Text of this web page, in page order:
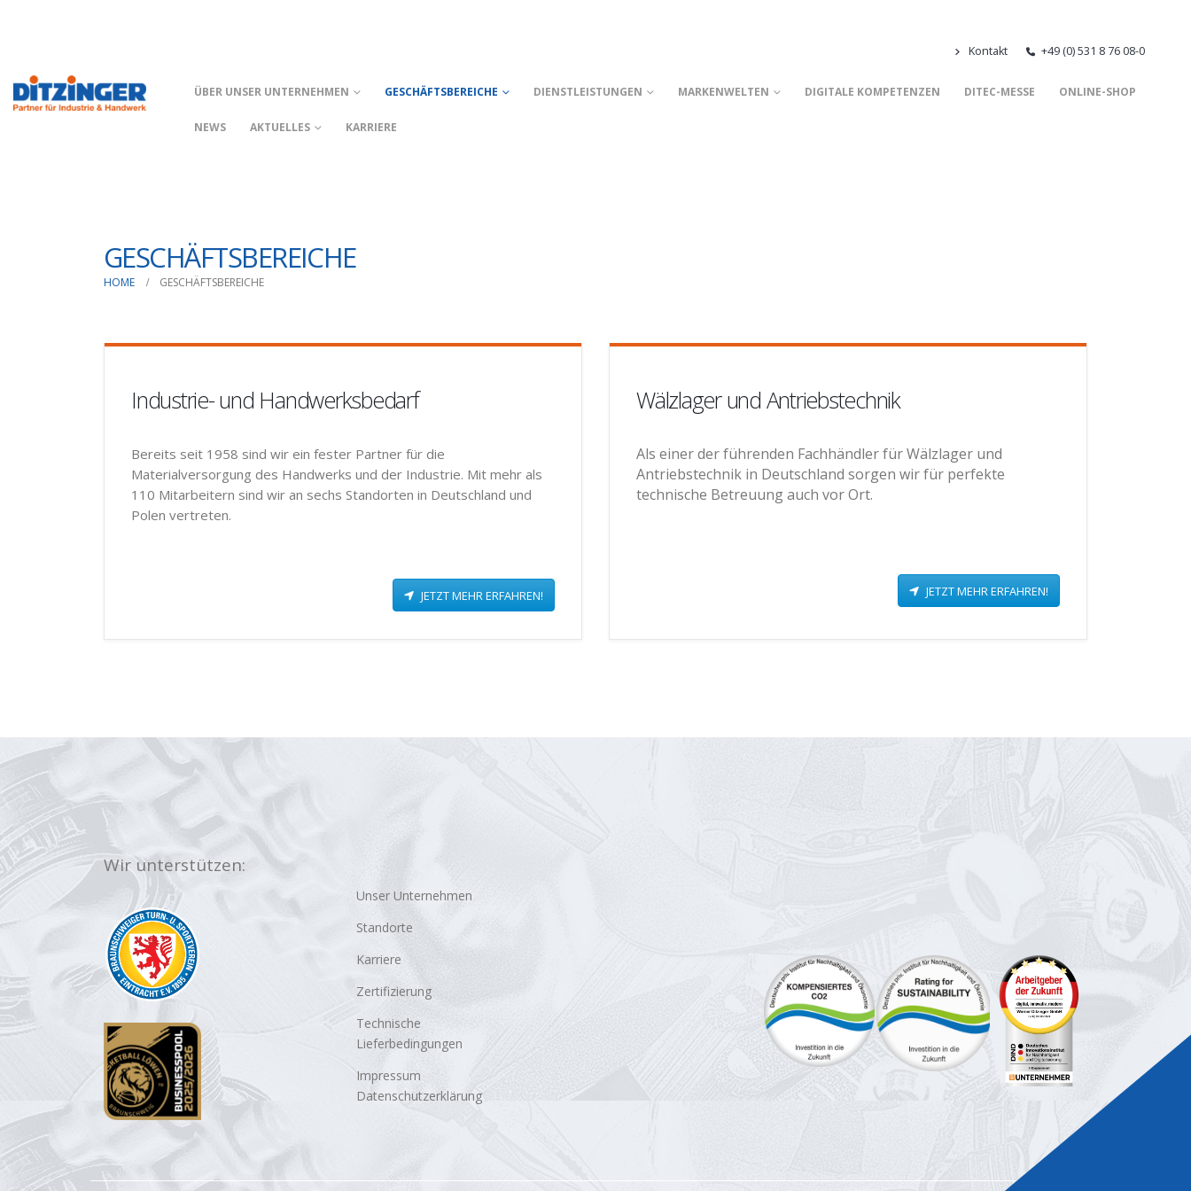
Kontakt +49 (0) 531 8 76 08-0
ÜBER UNSER UNTERNEHMEN GESCHÄFTSBEREICHE DIENSTLEISTUNGEN MARKENWELTEN DIGITALE KOMPETENZEN DITEC-MESSE ONLINE-SHOP
NEWS AKTUELLES KARRIERE
GESCHÄFTSBEREICHE
HOME GESCHÄFTSBEREICHE
Industrie- und Handwerksbedarf
Bereits seit 1958 sind wir ein fester Partner für die
Materialversorgung des Handwerks und der Industrie. Mit mehr als
110 Mitarbeitern sind wir an sechs Standorten in Deutschland und
Polen vertreten.
JETZT MEHR ERFAHREN!
Wälzlager und Antriebstechnik
Als einer der führenden Fachhändler für Wälzlager und
Antriebstechnik in Deutschland sorgen wir für perfekte
technische Betreuung auch vor Ort.
JETZT MEHR ERFAHREN!
Wir unterstützen:
Unser Unternehmen
Standorte
Karriere
Zertifizierung
Technische
Lieferbedingungen
Impressum
Datenschutzerklärung